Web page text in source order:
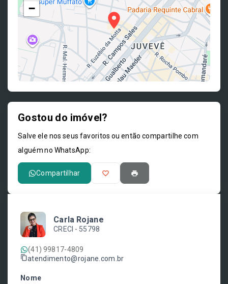
−
Gostou do imóvel?
Salve ele nos seus favoritos ou então compartilhe com
alguém no WhatsApp:
Compartilhar
Carla Rojane
CRECI - 55798
(41) 99817-4809
atendimento@rojane.com.br
Nome